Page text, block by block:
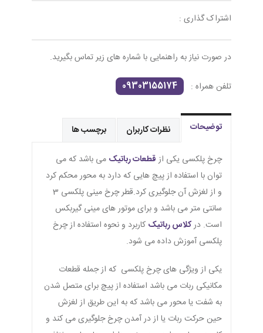
اشتراک گذاری :
در صورت نیاز به راهنمایی با شماره های زیر تماس بگیرید.
تلفن همراه : 09303155174
توضیحات نظرات کاربران برچسب ها
چرخ پلکسی یکی ازقطعات رباتیک می باشد که می
توان با استفاده از پیچ هایی که دارد به محور محکم کرد
و از لغزش آن جلوگیری کرد.قطر چرخ مینی پلکسی 3
سانتی متر می باشد و برای موتور های مینی گیربکس
است. درکلاس رباتیک کاربرد و نحوه استفاده از چرخ
پلکسی آموزش داده می شود.
یکی از ویژگی های چرخ پلکسی که از جمله قطعات
مکانیکی ربات می باشد استفاده از پیچ برای متصل شدن
به شفت یا محور می باشد که به این طریق از لغزش
حین حرکت ربات یا از در آمدن چرخ جلوگیری می کند و